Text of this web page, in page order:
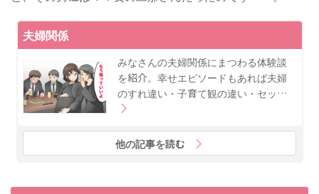
夫婦関係
みなさんの夫婦関係にまつわる体験談
を紹介。幸せエピソードもあれば夫婦
のすれ違い・子育て観の違い・セッ…
他の記事を読む